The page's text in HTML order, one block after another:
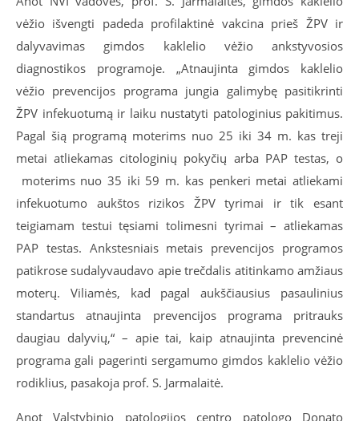
vėžio išvengti padeda profilaktinė vakcina prieš ŽPV ir
dalyvavimas gimdos kaklelio vėžio ankstyvosios
diagnostikos programoje. „Atnaujinta gimdos kaklelio
vėžio prevencijos programa jungia galimybę pasitikrinti
ŽPV infekuotumą ir laiku nustatyti patologinius pakitimus.
Pagal šią programą moterims nuo 25 iki 34 m. kas treji
metai atliekamas citologinių pokyčių arba PAP testas, o
moterims nuo 35 iki 59 m. kas penkeri metai atliekami
infekuotumo aukštos rizikos ŽPV tyrimai ir tik esant
teigiamam testui tęsiami tolimesni tyrimai – atliekamas
PAP testas. Ankstesniais metais prevencijos programos
patikrose sudalyvaudavo apie trečdalis atitinkamo amžiaus
moterų. Viliamės, kad pagal aukščiausius pasaulinius
standartus atnaujinta prevencijos programa pritrauks
daugiau dalyvių,“ – apie tai, kaip atnaujinta prevencinė
programa gali pagerinti sergamumo gimdos kaklelio vėžio
rodiklius, pasakoja prof. S. Jarmalaitė.
Anot Valstybinio patologijos centro patologo Donato